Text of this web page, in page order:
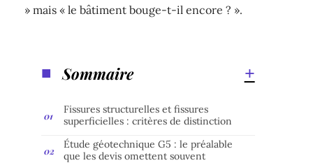
» mais « le bâtiment bouge-t-il encore ? ».
Sommaire
Fissures structurelles et fissures
superficielles : critères de distinction
Étude géotechnique G5 : le préalable
que les devis omettent souvent